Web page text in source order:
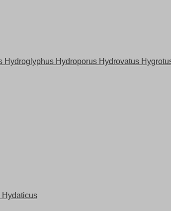
Hydroglyphus Hydroporus Hydrovatus
Hydaticus